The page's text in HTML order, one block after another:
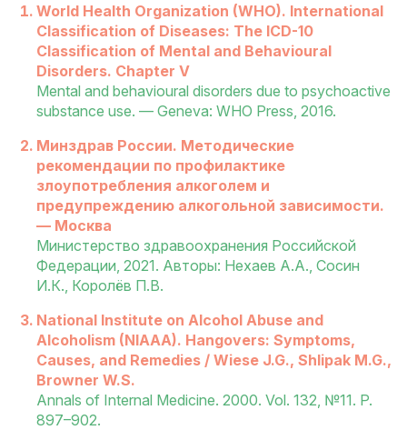
World Health Organization (WHO). International
Classification of Diseases: The ICD-10
Classification of Mental and Behavioural
Disorders. Chapter V
Mental and behavioural disorders due to psychoactive
substance use. — Geneva: WHO Press, 2016.
Минздрав России. Методические
рекомендации по профилактике
злоупотребления алкоголем и
предупреждению алкогольной зависимости.
— Москва
Министерство здравоохранения Российской
Федерации, 2021. Авторы: Нехаев А.А., Сосин
И.К., Королёв П.В.
National Institute on Alcohol Abuse and
Alcoholism (NIAAA). Hangovers: Symptoms,
Causes, and Remedies / Wiese J.G., Shlipak M.G.,
Browner W.S.
Annals of Internal Medicine. 2000. Vol. 132, №11. P.
897–902.